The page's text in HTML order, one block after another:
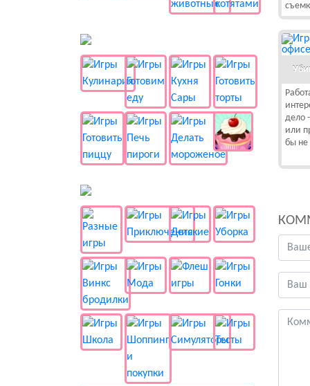
дело
или
бы не